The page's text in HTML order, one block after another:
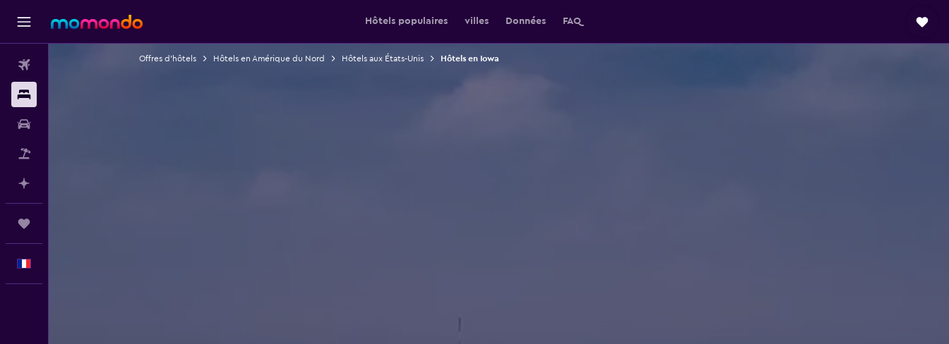
Hôtels populaires villes Données FAQ
Offres d’hôtels Hôtels en Amérique du Nord Hôtels aux États-Unis Hôtels en Iowa